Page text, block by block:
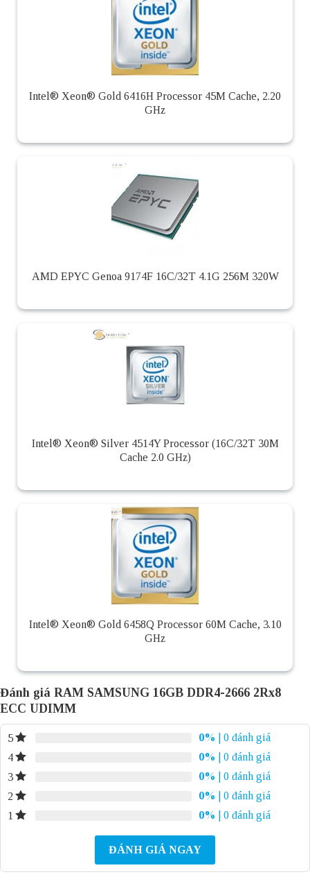
Intel® Xeon® Gold 6416H Processor 45M Cache, 2.20
GHz
AMD EPYC Genoa 9174F 16C/32T 4.1G 256M 320W
Intel® Xeon® Silver 4514Y Processor (16C/32T 30M
Cache 2.0 GHz)
Intel® Xeon® Gold 6458Q Processor 60M Cache, 3.10
GHz
Đánh giá RAM SAMSUNG 16GB DDR4-2666 2Rx8
ECC UDIMM
5 0%
| 0 đánh giá
4
0%
| 0 đánh giá
3
0%
| 0 đánh giá
2
0%
| 0 đánh giá
1
0% | 0 đánh giá
ĐÁNH GIÁ NGAY